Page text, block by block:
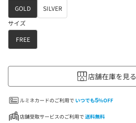
GOLD
SILVER
サイズ
FREE
店舗在庫を見る
ルミネカードのご利用で いつでも5%OFF
店舗受取サービスのご利用で 送料無料